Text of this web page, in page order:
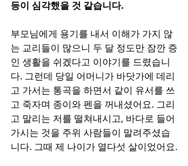
등이 심각했을 것 같습니다.
부모님에게 용기를 내서 이해가 가지 않
는 교리들이 많으니 두 달 정도만 잠깐 증
인 생활을 쉬겠다고 이야기를 드렸습니
다. 그런데 당일 어머니가 바닷가에 데리
고 가서는 통곡을 하면서 같이 유서를 쓰
고 죽자며 종이와 펜을 꺼내셨어요. 그리
고 말리는 저를 떨쳐내시고, 바다로 들어
가시는 것을 주위 사람들이 말려주셨습
니다. 그때 제 나이가 열다섯 살이었어요.